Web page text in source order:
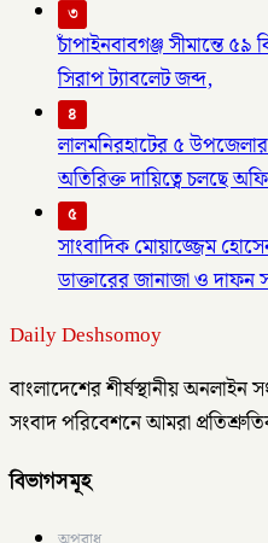
৩
চাঁপাইনবাবগঞ্জ সীমান্তে
সিরাপ ট্যাবলেট জব্দ,
৪
লালমনিরহাটের ৫ উপজেলার
অতিরিক্ত দায়িত্বে চলছে
৫
সাংবাদিক মোয়াজ্জেম
ডাক্তারের জানাজা ও দাফন
Daily Deshsomoy
বাংলাদেশের শীর্ষস্থানীয় অনলাইন
সংবাদ পরিবেশনে আমরা
বিভাগসমূহ